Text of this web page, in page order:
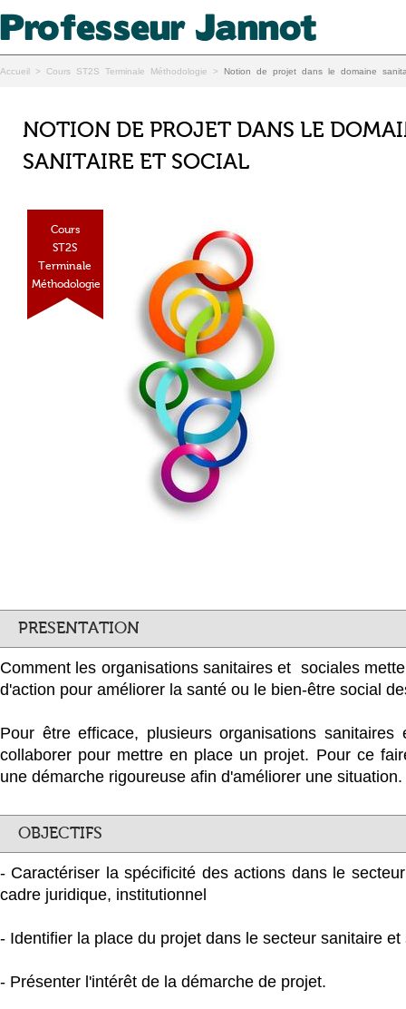
Accueil > Cours ST2S Terminale Méthodologie > Notion de projet dans le domaine
NOTION DE PROJET DANS LE
SANITAIRE ET SOCIAL
Cours
ST2S
Terminale
Méthodologie
PRESENTATION
Comment les organisations sanitaires et sociales
d'action pour améliorer la santé ou le bien-être social
Pour être efficace, plusieurs organisations sanitaires
collaborer pour mettre en place un projet. Pour ce
une démarche rigoureuse afin d'améliorer une situation.
OBJECTIFS
- Caractériser la spécificité des actions dans le
cadre juridique, institutionnel
- Identifier la place du projet dans le secteur sanitaire et
- Présenter l'intérêt de la démarche de projet.